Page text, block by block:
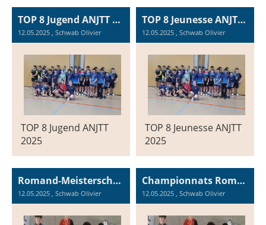
TOP 8 Jugend ANJTT 2025 in Delémont
12.05.2025 , Schwab Olivier
TOP 8 Jugend ANJTT
2025
TOP 8 Jeunesse ANJTT 2025 à Delémont
12.05.2025 , Schwab Olivier
TOP 8 Jeunesse ANJTT
2025
Romand-Meisterschaften 2025 in Vernier
12.05.2025 , Schwab Olivier
Championnats Romand 2025 à Vernier
12.05.2025 , Schwab Olivier